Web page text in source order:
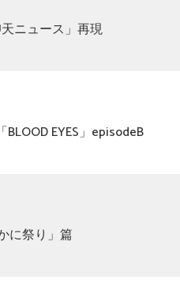
ニュース」再現
EYES」episodeB
に祭り」篇